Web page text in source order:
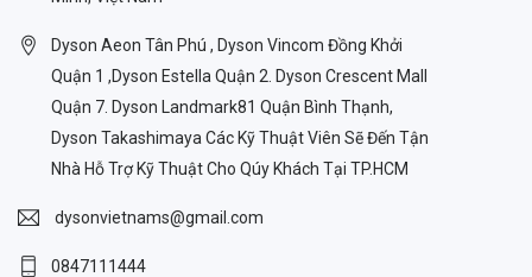
Dyson Aeon Tân Phú , Dyson Vincom Đồng Khởi
Quận 1 ,Dyson Estella Quận 2. Dyson Crescent Mall
Quận 7. Dyson Landmark81 Quận Bình Thạnh,
Dyson Takashimaya Các Kỹ Thuật Viên Sẽ Đến Tận
Nhà Hỗ Trợ Kỹ Thuật Cho Qúy Khách Tại TP.HCM
dysonvietnams@gmail.com
0847111444